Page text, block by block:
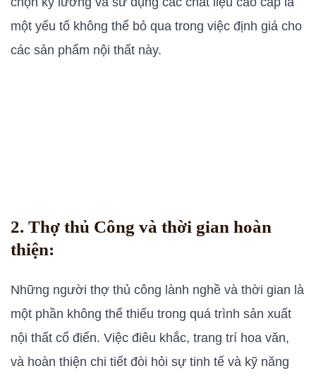
một yếu tố không thể bỏ qua trong việc định giá cho
các sản phẩm nội thất này.
2. Thợ thủ Công và thời gian hoàn
thiện:
Những người thợ thủ công lành nghề và thời gian là
một phần không thể thiếu trong quá trình sản xuất
nội thất cổ điển. Việc điêu khắc, trang trí hoa văn,
và hoàn thiện chi tiết đòi hỏi sự tinh tế và kỹ năng